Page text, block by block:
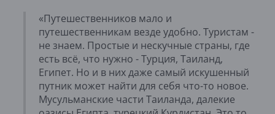
«Путешественников мало и
путешественникам везде удобно. Туристам -
не знаем. Простые и нескучные страны, где
есть всё, что нужно - Турция, Таиланд,
Египет. Но и в них даже самый искушенный
путник может найти для себя что-то новое.
Мусульманские части Таиланда, далекие